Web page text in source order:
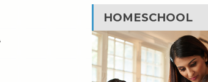
HOMESCHOOL